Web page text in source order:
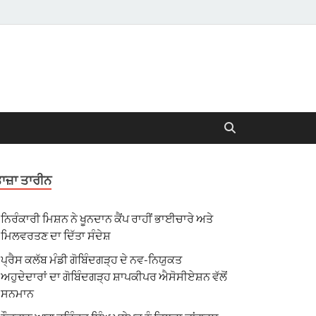
ਤਾਰੀਨ
ਨਿਰੰਕਾਰੀ ਮਿਸ਼ਨ ਨੇ ਖੂਨਦਾਨ ਕੈਂਪ ਰਾਹੀਂ ਭਾਈਚਾਰੇ ਅਤੇ
ਮਿਲਵਰਤਣ ਦਾ ਦਿੱਤਾ ਸੰਦੇਸ਼
ਪ੍ਰੈਸ ਕਲੱਬ ਮੰਡੀ ਗੋਬਿੰਦਗੜ੍ਹ ਦੇ ਨਵ-ਨਿਯੁਕਤ
ਅਹੁਦੇਦਾਰਾਂ ਦਾ ਗੋਬਿੰਦਗੜ੍ਹ ਸ਼ਾਪਕੀਪਰ ਐਸੋਸੀਏਸ਼ਨ ਵੱਲੋਂ
ਸਨਮਾਨ